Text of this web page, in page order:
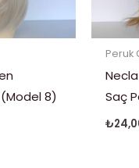
8)
Peruk
Saç
₺